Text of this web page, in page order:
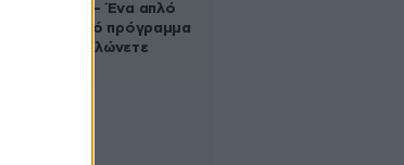
αυτονομία – Ένα απλό
αλλά ιδανικό πρόγραμμα
καθώς μεγαλώνετε